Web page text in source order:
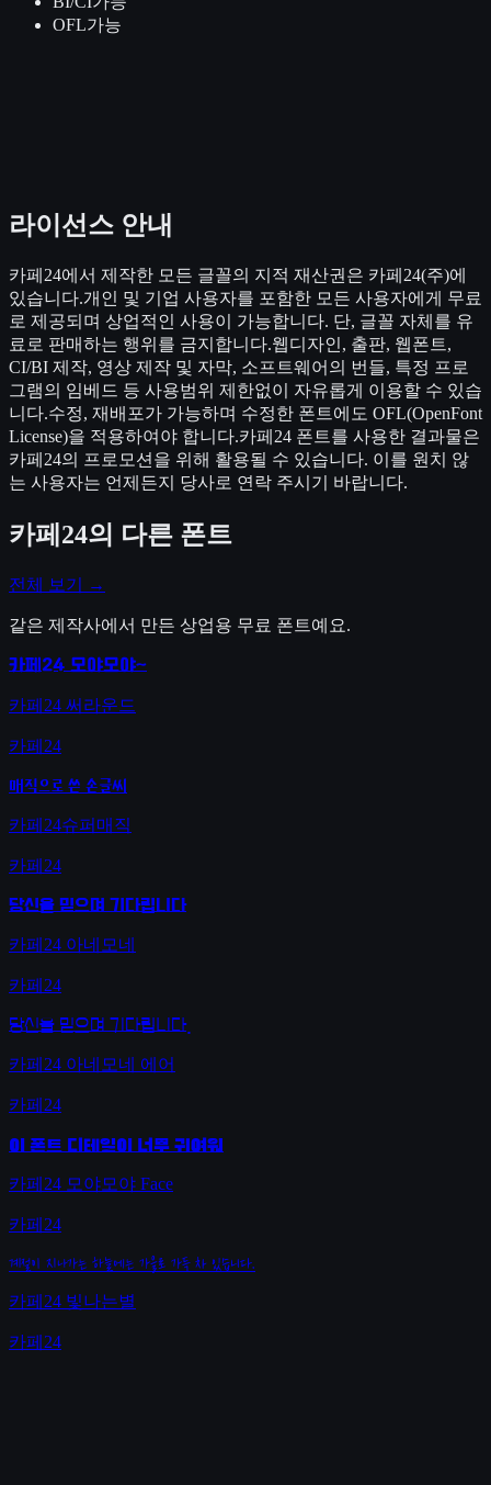
OFL가능
라이선스 안내
카페24에서 제작한 모든 글꼴의 지적 재산권은 카페24(주)에
있습니다.개인 및 기업 사용자를 포함한 모든 사용자에게 무료
로 제공되며 상업적인 사용이 가능합니다. 단, 글꼴 자체를 유
료로 판매하는 행위를 금지합니다.웹디자인, 출판, 웹폰트,
CI/BI 제작, 영상 제작 및 자막, 소프트웨어의 번들, 특정 프로
그램의 임베드 등 사용범위 제한없이 자유롭게 이용할 수 있습
니다.수정, 재배포가 가능하며 수정한 폰트에도 OFL(OpenFont
License)을 적용하여야 합니다.카페24 폰트를 사용한 결과물은
카페24의 프로모션을 위해 활용될 수 있습니다. 이를 원치 않
는 사용자는 언제든지 당사로 연락 주시기 바랍니다.
카페24의 다른 폰트
전체 보기 →
같은 제작사에서 만든 상업용 무료 폰트예요.
카페24 모야모야~
카페24 써라운드
카페24
매직으로 쓴 손글씨
카페24슈퍼매직
카페24
당신을 믿으며 기다립니다
카페24 아네모네
카페24
당신을 믿으며 기다립니다.
카페24 아네모네 에어
카페24
이 폰트 디테일이 너무 귀여워
카페24 모야모야 Face
카페24
계절이 지나가는 하늘에는 가을로 가득 차 있습니다.
카페24 빛나는별
카페24